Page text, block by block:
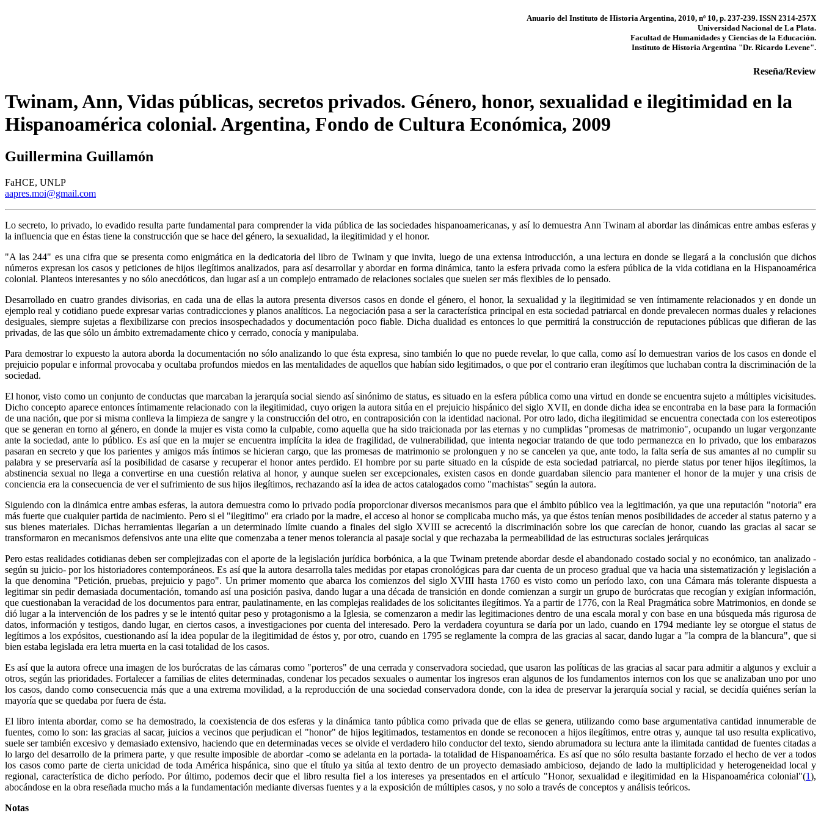
Anuario del Instituto de Historia Argentina, 2010, nº 10, p. 237-239. ISSN 2314-257X
Universidad Nacional de La Plata.
Facultad de Humanidades y Ciencias de la Educación.
Instituto de Historia Argentina "Dr. Ricardo Levene".
Reseña/Review
Twinam, Ann, Vidas públicas, secretos privados. Género, honor, sexualidad e ilegitimidad en la
Hispanoamérica colonial. Argentina, Fondo de Cultura Económica, 2009
Guillermina Guillamón
FaHCE, UNLP
aapres.moi@gmail.com
Lo secreto, lo privado, lo evadido resulta parte fundamental para comprender la vida pública de las sociedades hispanoamericanas, y así lo demuestra Ann Twinam al abordar las dinámicas entre ambas esferas y
la influencia que en éstas tiene la construcción que se hace del género, la sexualidad, la ilegitimidad y el honor.
"A las 244" es una cifra que se presenta como enigmática en la dedicatoria del libro de Twinam y que invita, luego de una extensa introducción, a una lectura en donde se llegará a la conclusión que dichos
números expresan los casos y peticiones de hijos ilegítimos analizados, para así desarrollar y abordar en forma dinámica, tanto la esfera privada como la esfera pública de la vida cotidiana en la Hispanoamérica
colonial. Planteos interesantes y no sólo anecdóticos, dan lugar así a un complejo entramado de relaciones sociales que suelen ser más flexibles de lo pensado.
Desarrollado en cuatro grandes divisorias, en cada una de ellas la autora presenta diversos casos en donde el género, el honor, la sexualidad y la ilegitimidad se ven íntimamente relacionados y en donde un
ejemplo real y cotidiano puede expresar varias contradicciones y planos analíticos. La negociación pasa a ser la característica principal en esta sociedad patriarcal en donde prevalecen normas duales y relaciones
desiguales, siempre sujetas a flexibilizarse con precios insospechadados y documentación poco fiable. Dicha dualidad es entonces lo que permitirá la construcción de reputaciones públicas que difieran de las
privadas, de las que sólo un ámbito extremadamente chico y cerrado, conocía y manipulaba.
Para demostrar lo expuesto la autora aborda la documentación no sólo analizando lo que ésta expresa, sino también lo que no puede revelar, lo que calla, como así lo demuestran varios de los casos en donde el
prejuicio popular e informal provocaba y ocultaba profundos miedos en las mentalidades de aquellos que habían sido legitimados, o que por el contrario eran ilegítimos que luchaban contra la discriminación de la
sociedad.
El honor, visto como un conjunto de conductas que marcaban la jerarquía social siendo así sinónimo de status, es situado en la esfera pública como una virtud en donde se encuentra sujeto a múltiples vicisitudes.
Dicho concepto aparece entonces íntimamente relacionado con la ilegitimidad, cuyo origen la autora sitúa en el prejuicio hispánico del siglo XVII, en donde dicha idea se encontraba en la base para la formación
de una nación, que por si misma conlleva la limpieza de sangre y la construcción del otro, en contraposición con la identidad nacional. Por otro lado, dicha ilegitimidad se encuentra conectada con los estereotipos
que se generan en torno al género, en donde la mujer es vista como la culpable, como aquella que ha sido traicionada por las eternas y no cumplidas "promesas de matrimonio", ocupando un lugar vergonzante
ante la sociedad, ante lo público. Es así que en la mujer se encuentra implícita la idea de fragilidad, de vulnerabilidad, que intenta negociar tratando de que todo permanezca en lo privado, que los embarazos
pasaran en secreto y que los parientes y amigos más íntimos se hicieran cargo, que las promesas de matrimonio se prolonguen y no se cancelen ya que, ante todo, la falta sería de sus amantes al no cumplir su
palabra y se preservaría así la posibilidad de casarse y recuperar el honor antes perdido. El hombre por su parte situado en la cúspide de esta sociedad patriarcal, no pierde status por tener hijos ilegítimos, la
abstinencia sexual no llega a convertirse en una cuestión relativa al honor, y aunque suelen ser excepcionales, existen casos en donde guardaban silencio para mantener el honor de la mujer y una crisis de
conciencia era la consecuencia de ver el sufrimiento de sus hijos ilegítimos, rechazando así la idea de actos catalogados como "machistas" según la autora.
Siguiendo con la dinámica entre ambas esferas, la autora demuestra como lo privado podía proporcionar diversos mecanismos para que el ámbito público vea la legitimación, ya que una reputación "notoria" era
más fuerte que cualquier partida de nacimiento. Pero si el "ilegitimo" era criado por la madre, el acceso al honor se complicaba mucho más, ya que éstos tenían menos posibilidades de acceder al status paterno y a
sus bienes materiales. Dichas herramientas llegarían a un determinado límite cuando a finales del siglo XVIII se acrecentó la discriminación sobre los que carecían de honor, cuando las gracias al sacar se
transformaron en mecanismos defensivos ante una elite que comenzaba a tener menos tolerancia al pasaje social y que rechazaba la permeabilidad de las estructuras sociales jerárquicas
Pero estas realidades cotidianas deben ser complejizadas con el aporte de la legislación jurídica borbónica, a la que Twinam pretende abordar desde el abandonado costado social y no económico, tan analizado -
según su juicio- por los historiadores contemporáneos. Es así que la autora desarrolla tales medidas por etapas cronológicas para dar cuenta de un proceso gradual que va hacia una sistematización y legislación a
la que denomina "Petición, pruebas, prejuicio y pago". Un primer momento que abarca los comienzos del siglo XVIII hasta 1760 es visto como un período laxo, con una Cámara más tolerante dispuesta a
legitimar sin pedir demasiada documentación, tomando así una posición pasiva, dando lugar a una década de transición en donde comienzan a surgir un grupo de burócratas que recogían y exigían información,
que cuestionaban la veracidad de los documentos para entrar, paulatinamente, en las complejas realidades de los solicitantes ilegítimos. Ya a partir de 1776, con la Real Pragmática sobre Matrimonios, en donde se
dió lugar a la intervención de los padres y se le intentó quitar peso y protagonismo a la Iglesia, se comenzaron a medir las legitimaciones dentro de una escala moral y con base en una búsqueda más rigurosa de
datos, información y testigos, dando lugar, en ciertos casos, a investigaciones por cuenta del interesado. Pero la verdadera coyuntura se daría por un lado, cuando en 1794 mediante ley se otorgue el status de
legítimos a los expósitos, cuestionando así la idea popular de la ilegitimidad de éstos y, por otro, cuando en 1795 se reglamente la compra de las gracias al sacar, dando lugar a "la compra de la blancura", que si
bien estaba legislada era letra muerta en la casi totalidad de los casos.
Es así que la autora ofrece una imagen de los burócratas de las cámaras como "porteros" de una cerrada y conservadora sociedad, que usaron las políticas de las gracias al sacar para admitir a algunos y excluir a
otros, según las prioridades. Fortalecer a familias de elites determinadas, condenar los pecados sexuales o aumentar los ingresos eran algunos de los fundamentos internos con los que se analizaban uno por uno
los casos, dando como consecuencia más que a una extrema movilidad, a la reproducción de una sociedad conservadora donde, con la idea de preservar la jerarquía social y racial, se decidía quiénes serían la
mayoría que se quedaba por fuera de ésta.
El libro intenta abordar, como se ha demostrado, la coexistencia de dos esferas y la dinámica tanto pública como privada que de ellas se genera, utilizando como base argumentativa cantidad innumerable de
fuentes, como lo son: las gracias al sacar, juicios a vecinos que perjudican el "honor" de hijos legitimados, testamentos en donde se reconocen a hijos ilegítimos, entre otras y, aunque tal uso resulta explicativo,
suele ser también excesivo y demasiado extensivo, haciendo que en determinadas veces se olvide el verdadero hilo conductor del texto, siendo abrumadora su lectura ante la ilimitada cantidad de fuentes citadas a
lo largo del desarrollo de la primera parte, y que resulte imposible de abordar -como se adelanta en la portada- la totalidad de Hispanoamérica. Es así que no sólo resulta bastante forzado el hecho de ver a todos
los casos como parte de cierta unicidad de toda América hispánica, sino que el título ya sitúa al texto dentro de un proyecto demasiado ambicioso, dejando de lado la multiplicidad y heterogeneidad local y
regional, característica de dicho período. Por último, podemos decir que el libro resulta fiel a los intereses ya presentados en el artículo "Honor, sexualidad e ilegitimidad en la Hispanoamérica colonial"(1),
abocándose en la obra reseñada mucho más a la fundamentación mediante diversas fuentes y a la exposición de múltiples casos, y no solo a través de conceptos y análisis teóricos.
Notas